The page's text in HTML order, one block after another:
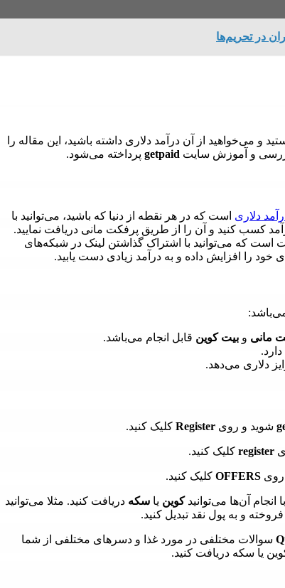
در تحریم‌ها
و می‌خواهید از آن درآمد دلاری داشته باشید، این مقاله را
بررسی و آموزش سایت getpaidپرداخته می‌شود.
دلاری است که در هر نقطه از دنیا که باشید، می‌توانید با
کسب کنید و آن را از طریق پرفکت مانی دریافت نمایید.
است که می‌توانید با اشتراک گذاشتن لینک در شبکه‌های
را افزایش داده و به درآمد زیادی دست یابید.
مانی و بیت کوین قابل انجام می‌باشد.
دلاری می‌دهد.
شوید و روی Registerکلیک کنید.
registerکلیک کنید.
روی OFFERSکلیک کنید.
آن‌ها می‌توانیدکوین یا سکه دریافت کنید. مثلا می‌توانید
و به پول نقد تبدیل کنید.
سوالات مختلفی در مورد غذا و دسرهای مختلفی از شما
یا سکه دریافت کنید.